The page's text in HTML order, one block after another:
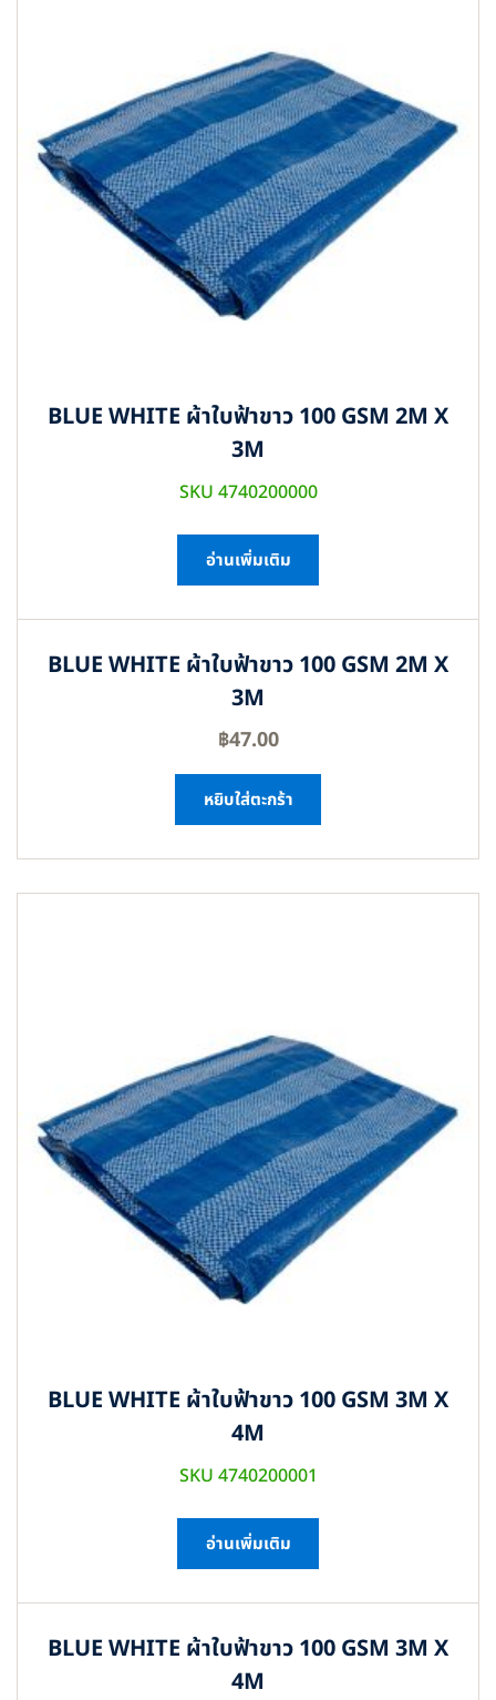
BLUE WHITE ผ้าใบฟ้าขาว 100 GSM 2M X
3M
SKU 4740200000
อ่านเพิ่มเติม
BLUE WHITE ผ้าใบฟ้าขาว 100 GSM 2M X
3M
฿47.00
หยิบใส่ตะกร้า
BLUE WHITE ผ้าใบฟ้าขาว 100 GSM 3M X
4M
SKU 4740200001
อ่านเพิ่มเติม
BLUE WHITE ผ้าใบฟ้าขาว 100 GSM 3M X
4M